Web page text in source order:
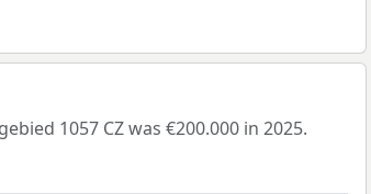
1057 CZ was €200.000 in 2025.